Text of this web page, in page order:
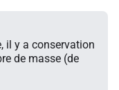
il y a conservation
de masse (de